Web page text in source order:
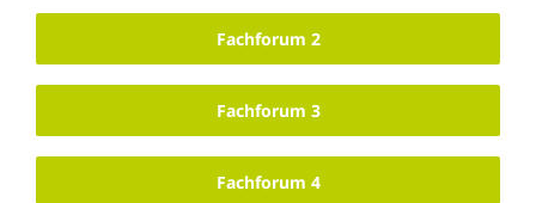
Fachforum 2
Fachforum 3
Fachforum 4